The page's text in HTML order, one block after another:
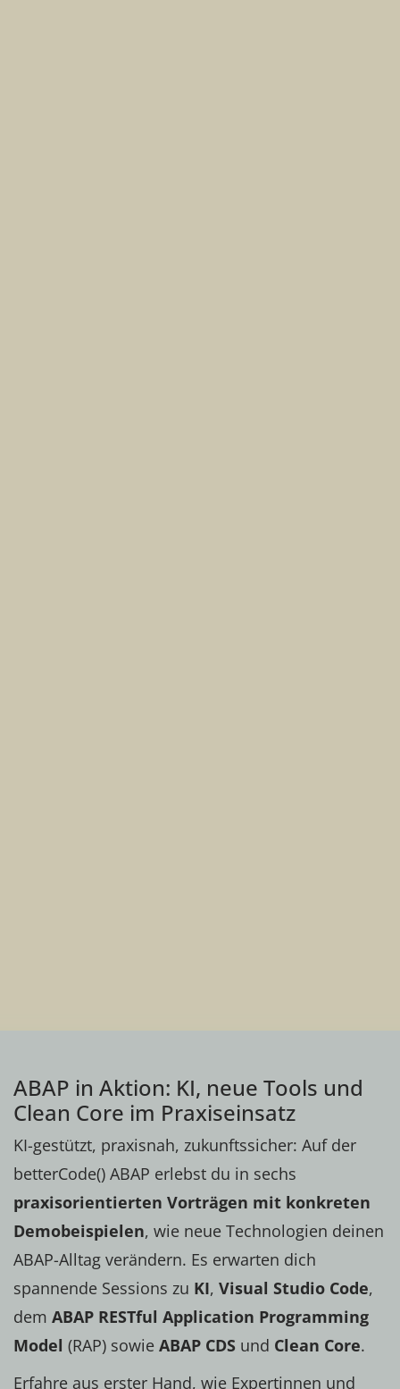
ABAP in Aktion: KI, neue Tools und
Clean Core im Praxiseinsatz
KI-gestützt, praxisnah, zukunftssicher: Auf der
betterCode() ABAP erlebst du in sechs
praxisorientierten Vorträgen mit konkreten
Demobeispielen, wie neue Technologien deinen
ABAP-Alltag verändern. Es erwarten dich
spannende Sessions zu KI, Visual Studio Code,
dem ABAP RESTful Application Programming
Model (RAP) sowie ABAP CDS und Clean Core.
Erfahre aus erster Hand, wie Expertinnen und